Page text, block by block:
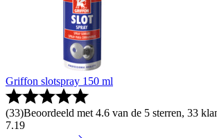
Griffon slotspray 150 ml
(33)Beoordeeld met 4.6 van de 5 sterren, 33
7.19